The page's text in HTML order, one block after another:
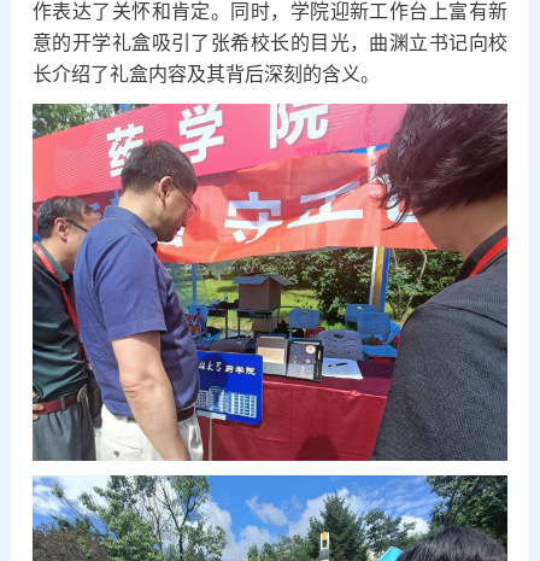
作表达了关怀和肯定。同时，学院迎新工作台上富有新
意的开学礼盒吸引了张希校长的目光，曲渊立书记向校
长介绍了礼盒内容及其背后深刻的含义。